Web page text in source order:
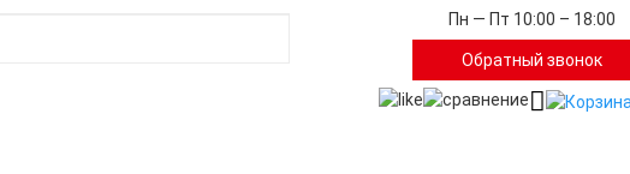
Пн — Пт 10:00 – 18:00
Обратный звонок